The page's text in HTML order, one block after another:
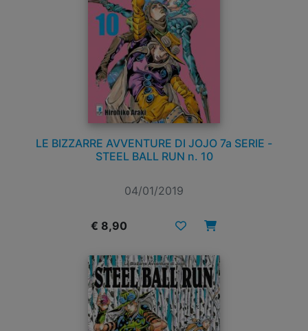
LE BIZZARRE AVVENTURE DI JOJO 7a SERIE -
STEEL BALL RUN n. 10
04/01/2019
€ 8,90